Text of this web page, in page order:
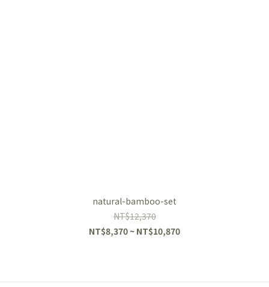
natural-bamboo-set
NT$12,370
NT$8,370 ~ NT$10,870